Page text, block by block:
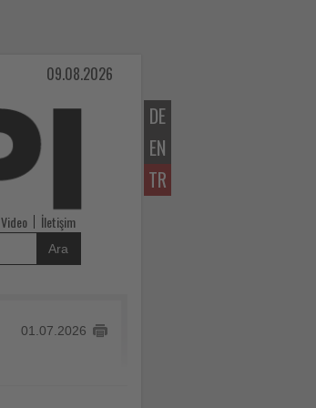
DE
EN
TR
09.08.2026
Video İletişim
Ara
01.07.2026